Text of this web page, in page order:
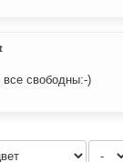
свободны:-)